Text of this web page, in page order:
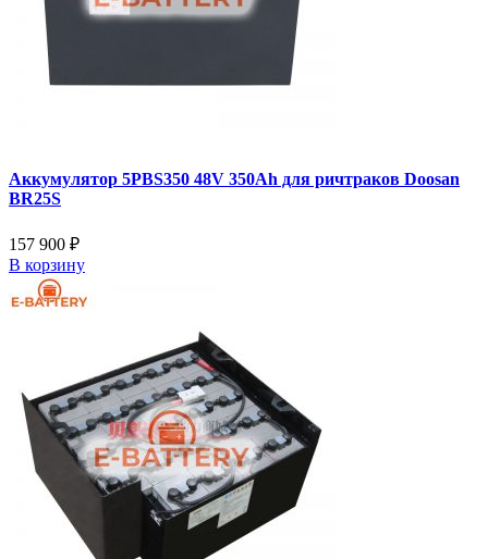
Аккумулятор 5PBS350 48V 350Ah для ричтраков Doosan
BR25S
157 900 ₽
В корзину